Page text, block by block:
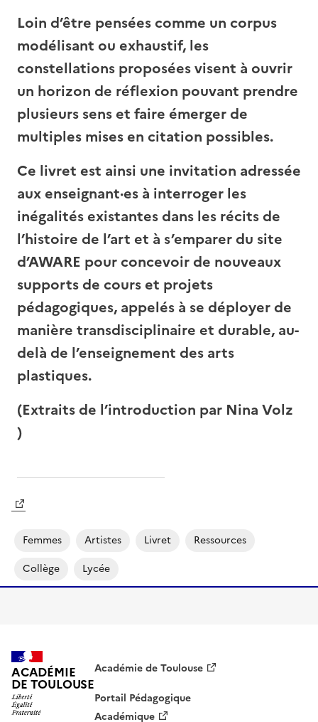
Loin d’être pensées comme un corpus
modélisant ou exhaustif, les
constellations proposées visent à ouvrir
un horizon de réflexion pouvant prendre
plusieurs sens et faire émerger de
multiples mises en citation possibles.
Ce livret est ainsi une invitation adressée
aux enseignant·es à interroger les
inégalités existantes dans les récits de
l’histoire de l’art et à s’emparer du site
d’AWARE pour concevoir de nouveaux
supports de cours et projets
pédagogiques, appelés à se déployer de
manière transdisciplinaire et durable, au-
delà de l’enseignement des arts
plastiques.
(Extraits de l’introduction par Nina Volz
)
Femmes Artistes Livret
Ressources
Collège
Lycée
ACADÉMIE
DE TOULOUSE
Académie de Toulouse
Portail Pédagogique
Académique